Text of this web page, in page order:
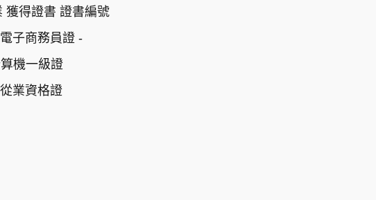
獲得證書 證書編號
子商務員證 -
機一級證
業資格證